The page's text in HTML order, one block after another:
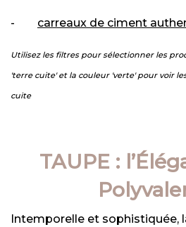
- carreaux de ciment
Utilisez les filtres pour sélectionner les
'terre cuite' et la couleur 'verte' pour voir
cuite
TAUPE :
Intemporelle et sophistiquée,